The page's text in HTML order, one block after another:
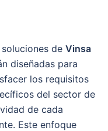
soluciones de Vinsa
diseñadas para
los requisitos
del sector de
de cada
Este enfoque